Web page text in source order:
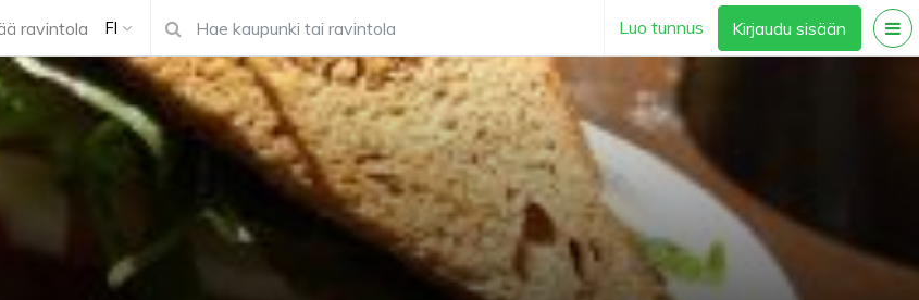
ravintola FI Luo tunnus Kirjaudu sisään